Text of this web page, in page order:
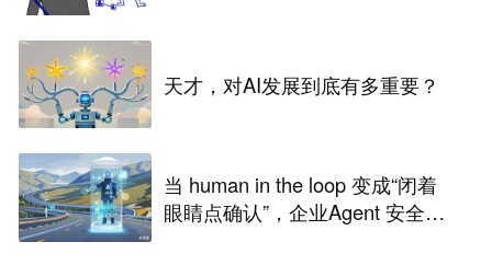
天才，对AI发展到底有多重要？
当 human in the loop 变成“闭着
眼睛点确认”，企业Agent 安全还